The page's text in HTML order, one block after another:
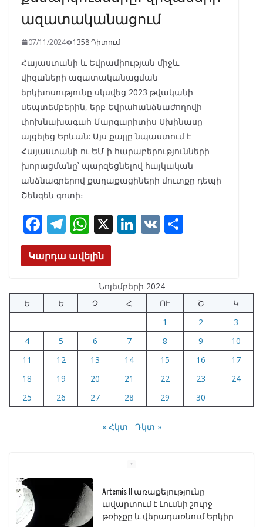
ազատականացում
07/11/2024 1358 Դիտում
Հայաստանի և Եվրամիության միջև
վիզաների ազատականացման
երկխոսությունը սկսվեց 2023 թվականի
սեպտեմբերին, երբ Եվրահանձնաժողովի
փոխնախագահ Մարգարիտիս Սխինասը
այցելեց Երևան: Այս քայլը նպաստում է
Հայաստանի ու ԵՄ-ի հարաբերությունների
խորացմանը՝ պարզեցնելով հայկական
անձնագրերով քաղաքացիների մուտքը դեպի
Շենգեն գոտի։
F
ac
e
o
o
k
T
el
e
a
m
W
h
at
A
p
p
X Li
e
dI
n
V
Կարդա ավելին
Նոյեմբերի 2024
Ե
Ե Չ Հ ՈՒ Շ
Կ
1
2
3
4
5 6 7 8 9
10
11
12 13 14 15 16
17
18
19 20 21 22 23
24
25
26 27 28 29 30
« Հկտ Դկտ »
Artemis II առաքելությունը
ավարտում է Լուսնի շուրջ
թռիչքը և վերադառնում Երկիր